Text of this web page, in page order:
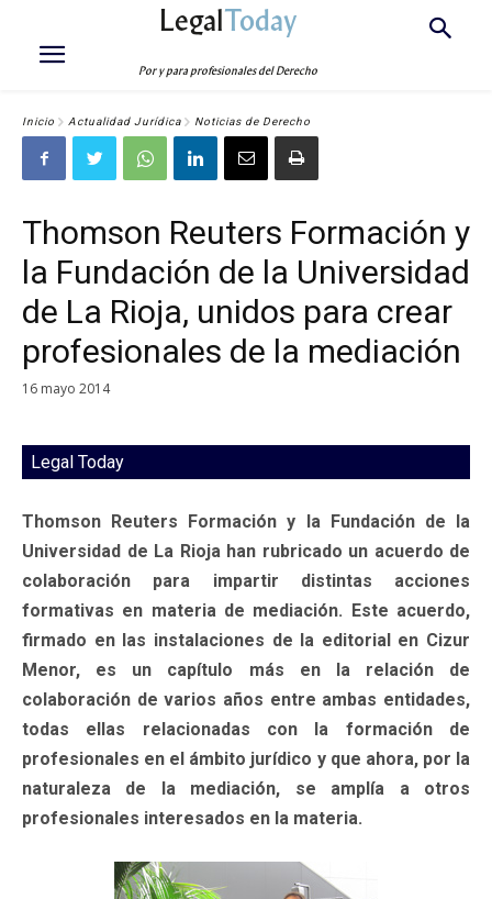
LegalToday
Por y para profesionales del Derecho
Inicio Actualidad Jurídica Noticias de Derecho
Thomson Reuters Formación y
la Fundación de la Universidad
de La Rioja, unidos para crear
profesionales de la mediación
16 mayo 2014
Legal Today
Thomson Reuters Formación y la Fundación de la
Universidad de La Rioja han rubricado un acuerdo de
colaboración para impartir distintas acciones
formativas en materia de mediación. Este acuerdo,
firmado en las instalaciones de la editorial en Cizur
Menor, es un capítulo más en la relación de
colaboración de varios años entre ambas entidades,
todas ellas relacionadas con la formación de
profesionales en el ámbito jurídico y que ahora, por la
naturaleza de la mediación, se amplía a otros
profesionales interesados en la materia.